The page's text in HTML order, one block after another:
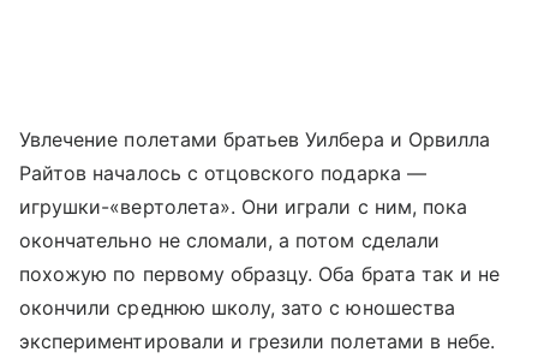
Увлечение полетами братьев Уилбера и Орвилла
Райтов началось с отцовского подарка —
игрушки-«вертолета». Они играли с ним, пока
окончательно не сломали, а потом сделали
похожую по первому образцу. Оба брата так и не
окончили среднюю школу, зато с юношества
экспериментировали и грезили полетами в небе.